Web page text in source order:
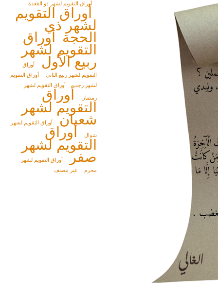
أوراق التقويم لشهر ذو القعدة
أوراق التقويم
لشهر ذي
الحجة أوراق
التقويم لشهر
ربيع الأول
أوراق
التقويم لشهر ربيع الثاني
أوراق التقويم
لشهر رجب
أوراق التقويم لشهر
رمضان أوراق
التقويم لشهر
شعبان أوراق التقويم لشهر
شوال أوراق
التقويم لشهر
صفر
أوراق التقويم لشهر
محرم
غير مصنف